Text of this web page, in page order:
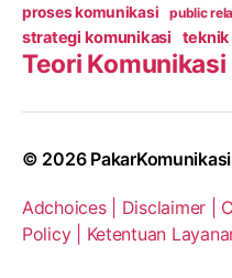
proses komunikasi public
strategi komunikasi teknik
Teori Komunikasi
© 2026
Adchoices | Disclaimer |
Policy | Ketentuan